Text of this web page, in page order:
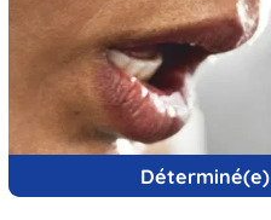
Déterminé(e)